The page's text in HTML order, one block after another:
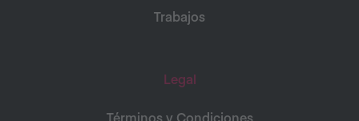
Trabajos
Legal
Términos y Condiciones